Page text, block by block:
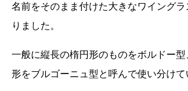
名前をそのまま付けた大きなワイングラ
りました。
一般に縦長の楕円形のものをボルドー
形をブルゴーニュ型と呼んで使い分けて